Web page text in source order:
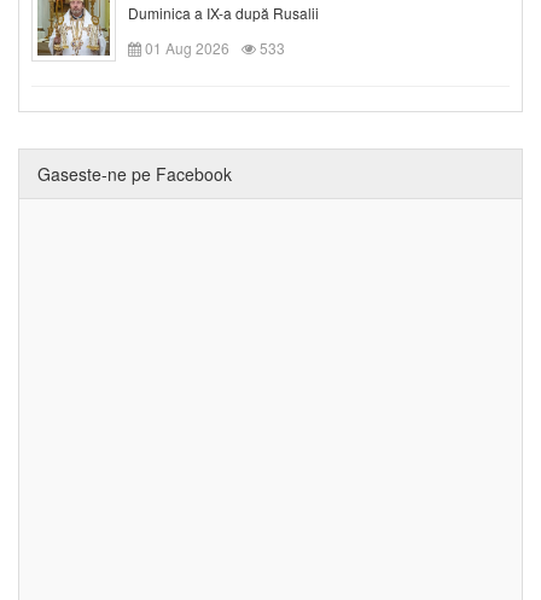
Duminica a IX-a după Rusalii
01 Aug 2026
533
Gaseste-ne pe Facebook